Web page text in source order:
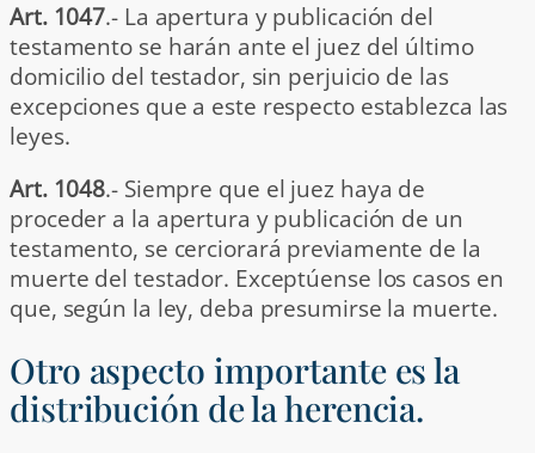
Art. 1047.- La apertura y publicación del
testamento se harán ante el juez del último
domicilio del testador, sin perjuicio de las
excepciones que a este respecto establezca las
leyes.
Art. 1048.- Siempre que el juez haya de
proceder a la apertura y publicación de un
testamento, se cerciorará previamente de la
muerte del testador. Exceptúense los casos en
que, según la ley, deba presumirse la muerte.
Otro aspecto importante es la
distribución de la herencia.